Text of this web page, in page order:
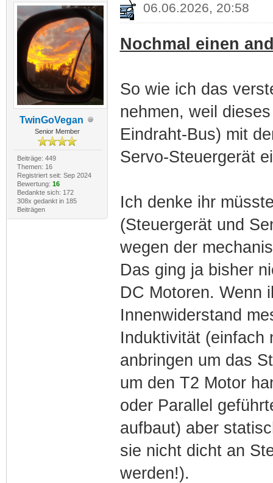
TwinGoVegan
Senior Member
Beiträge: 449
Themen: 16
Registriert seit: Sep 2024
Bewertung: 16
Bedankte sich: 172
308x gedankt in 185
Beiträgen
06.06.2026, 20:58
Nochmal einen
So wie ich das
nehmen, weil
Eindraht-Bus) mit
Servo-Steuergerät
Ich denke ihr
(Steuergerät und
wegen der
Das ging ja bisher
DC Motoren. Wenn
Innenwiderstand
Induktivität (einfach
anbringen um das
um den T2 Motor
oder Parallel
aufbaut) aber
sie nicht dicht an
werden!).